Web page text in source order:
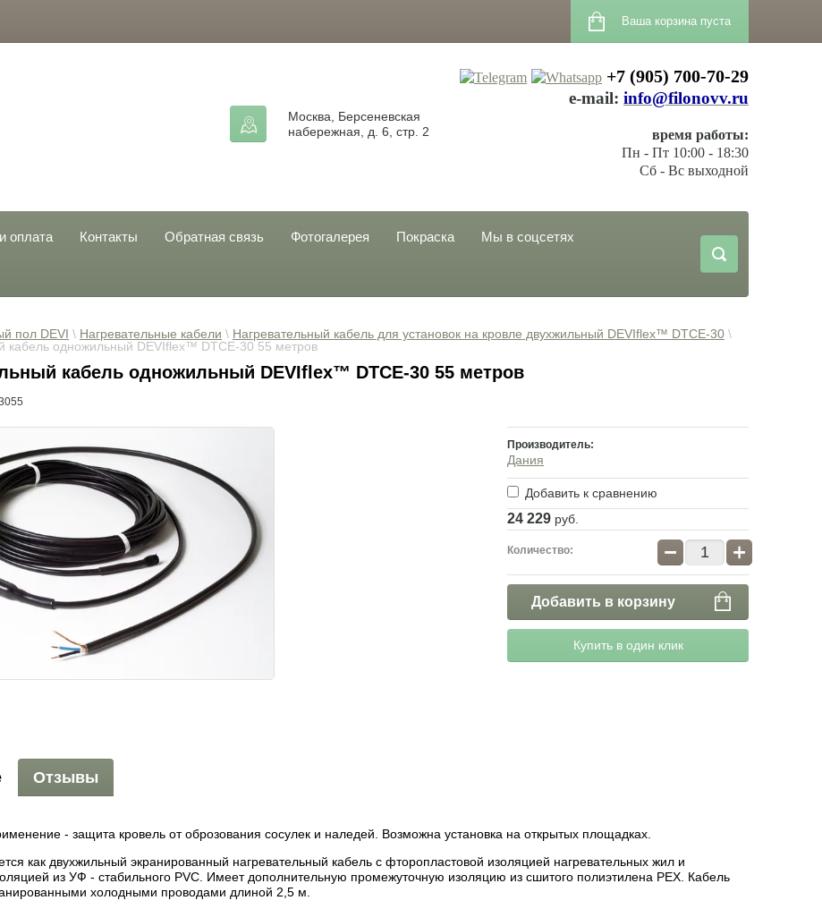
Ваша корзина пуста
+7 (905) 700-70-29
е-mail: info@filonovv.ru
время работы:
Пн - Пт 10:00 - 18:30
Сб - Вс выходной
Москва, Берсеневская
набережная, д. 6, стр. 2
оплата Контакты Обратная связь Фотогалерея Покраска Мы в соцсетях
пол DEVI \ Нагревательные кабели \ Нагревательный кабель для установок на кровле двухжильный DEVIflex™ DTCE-30 \
кабель одножильный DEVIflex™ DTCE-30 55 метров
кабель одножильный DEVIflex™ DTCE-30 55 метров
Производитель:
Дания
Добавить к сравнению
24 229 руб.
Количество: − +
Добавить в корзину
Купить в один клик
Отзывы
- защита кровель от оброзования сосулек и наледей. Возможна установка на открытых площадках.
как двухжильный экранированный нагревательный кабель с фторопластовой изоляцией нагревательных жил и
из УФ - стабильного PVC. Имеет дополнительную промежуточную изоляцию из сшитого полиэтилена PEX. Кабель
холодными проводами длиной 2,5 м.